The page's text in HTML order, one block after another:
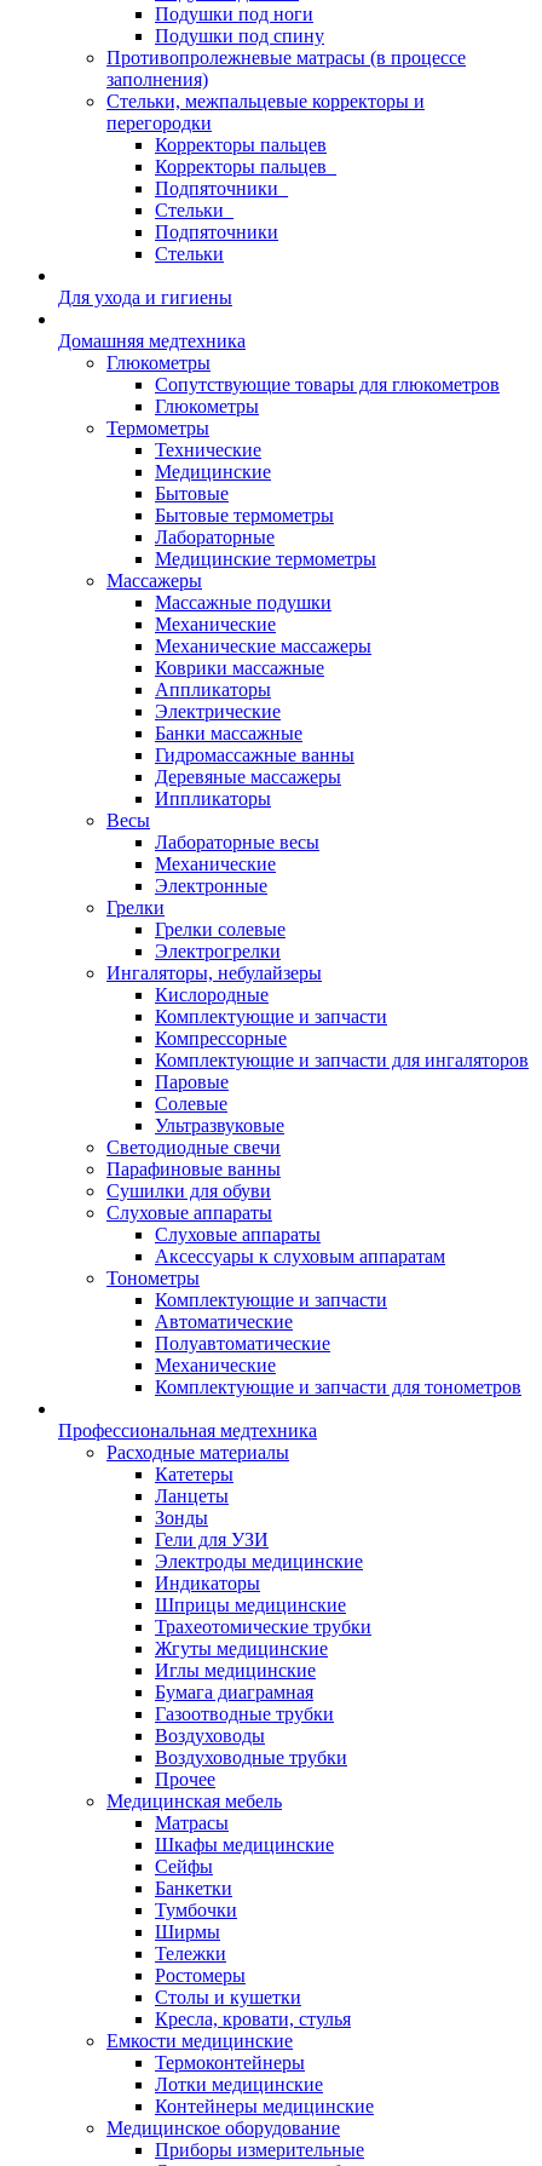
Подушки под ноги
Подушки под спину
Противопролежневые матрасы (в процессе
заполнения)
Стельки, межпальцевые корректоры и
перегородки
Корректоры пальцев
Корректоры пальцев_
Подпяточники_
Стельки_
Подпяточники
Стельки
Для ухода и гигиены
Домашняя медтехника
Глюкометры
Сопутствующие товары для глюкометров
Глюкометры
Термометры
Технические
Медицинские
Бытовые
Бытовые термометры
Лабораторные
Медицинские термометры
Массажеры
Массажные подушки
Механические
Механические массажеры
Коврики массажные
Аппликаторы
Электрические
Банки массажные
Гидромассажные ванны
Деревяные массажеры
Иппликаторы
Весы
Лабораторные весы
Механические
Электронные
Грелки
Грелки солевые
Электрогрелки
Ингаляторы, небулайзеры
Кислородные
Комплектующие и запчасти
Компрессорные
Комплектующие и запчасти для ингаляторов
Паровые
Солевые
Ультразвуковые
Светодиодные свечи
Парафиновые ванны
Сушилки для обуви
Слуховые аппараты
Слуховые аппараты
Аксессуары к слуховым аппаратам
Тонометры
Комплектующие и запчасти
Автоматические
Полуавтоматические
Механические
Комплектующие и запчасти для тонометров
Профессиональная медтехника
Расходные материалы
Катетеры
Ланцеты
Зонды
Гели для УЗИ
Электроды медицинские
Индикаторы
Шприцы медицинские
Трахеотомические трубки
Жгуты медицинские
Иглы медицинские
Бумага диаграмная
Газоотводные трубки
Воздуховоды
Воздуховодные трубки
Прочее
Медицинская мебель
Матрасы
Шкафы медицинские
Сейфы
Банкетки
Тумбочки
Ширмы
Тележки
Ростомеры
Столы и кушетки
Кресла, кровати, стулья
Емкости медицинские
Термоконтейнеры
Лотки медицинские
Контейнеры медицинские
Медицинское оборудование
Приборы измерительные